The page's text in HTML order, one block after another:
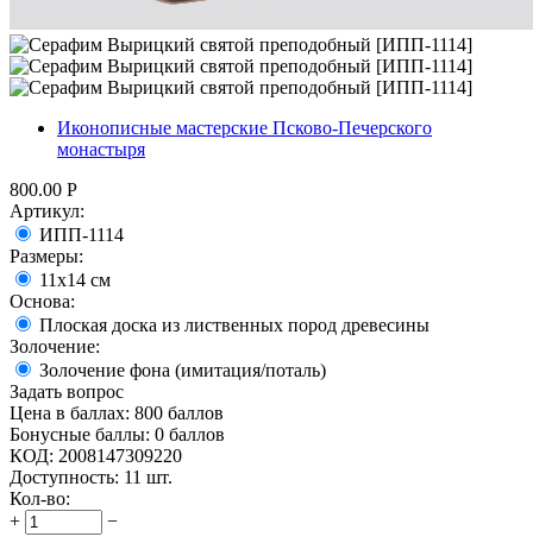
Иконописные мастерские Псково-Печерского
монастыря
800.00 Р
Артикул:
ИПП-1114
Размеры:
11х14 см
Основа:
Плоская доска из лиственных пород древесины
Золочение:
Золочение фона (имитация/поталь)
Задать вопрос
Цена в баллах: 800 баллов
Бонусные баллы: 0 баллов
КОД: 2008147309220
Доступность: 11 шт.
Кол-во:
+
−